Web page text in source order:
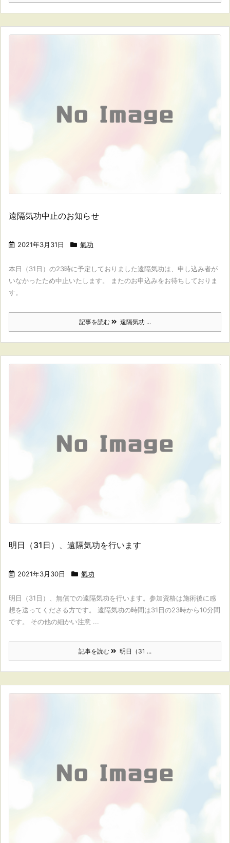
遠隔気功中止のお知らせ
2021年3月31日 氣功
本日（31日）の23時に予定しておりました遠隔気功は、申し込み者が
いなかったため中止いたします。 またのお申込みをお待ちしておりま
す。
記事を読む 遠隔気功 ...
明日（31日）、遠隔気功を行います
2021年3月30日 氣功
明日（31日）、無償での遠隔気功を行います。参加資格は施術後に感
想を送ってくださる方です。 遠隔気功の時間は31日の23時から10分間
です。 その他の細かい注意 ...
記事を読む 明日（31 ...